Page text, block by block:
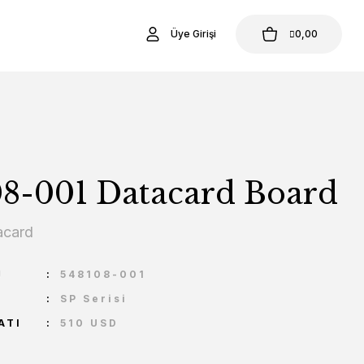
Üye Girişi 0,00
001 Datacard Board
548108-001
SP Serisi
510 USD